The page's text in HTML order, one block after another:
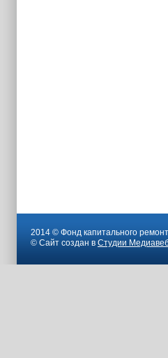
2014 © Фонд капитального
© Сайт создан в Студии